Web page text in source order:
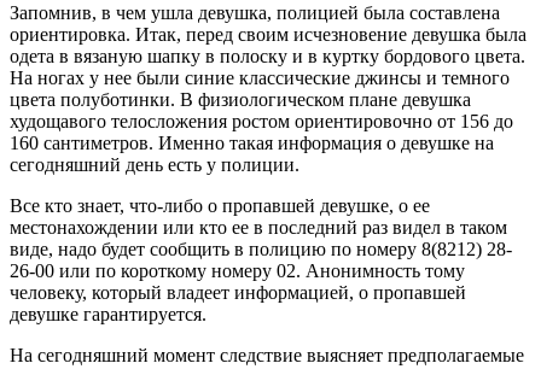
Запомнив, в чем ушла девушка, полицией была составлена
ориентировка. Итак, перед своим исчезновение девушка была
одета в вязаную шапку в полоску и в куртку бордового цвета.
На ногах у нее были синие классические джинсы и темного
цвета полуботинки. В физиологическом плане девушка
худощавого телосложения ростом ориентировочно от 156 до
160 сантиметров. Именно такая информация о девушке на
сегодняшний день есть у полиции.
Все кто знает, что-либо о пропавшей девушке, о ее
местонахождении или кто ее в последний раз видел в таком
виде, надо будет сообщить в полицию по номеру 8(8212) 28-
26-00 или по короткому номеру 02. Анонимность тому
человеку, который владеет информацией, о пропавшей
девушке гарантируется.
На сегодняшний момент следствие выясняет предполагаемые